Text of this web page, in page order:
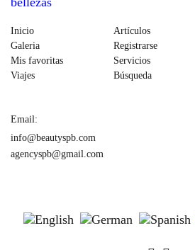
Inicio
Galeria
Mis favoritas
Viajes
Artículos
Registrarse
Servicios
Búsqueda
Email:
info@beautyspb.com
agencyspb@gmail.com